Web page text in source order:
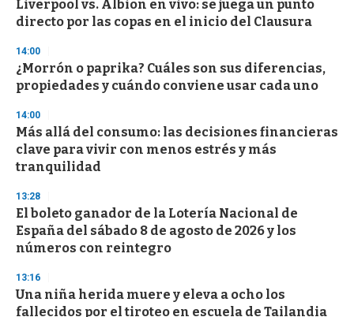
s
o
f
3
s
e
c
n
d
Liverpool vs. Albion en vivo: se juega un punto
directo por las copas en el inicio del Clausura
14:00
¿Morrón o paprika? Cuáles son sus diferencias,
propiedades y cuándo conviene usar cada uno
14:00
Más allá del consumo: las decisiones financieras
clave para vivir con menos estrés y más
tranquilidad
13:28
El boleto ganador de la Lotería Nacional de
España del sábado 8 de agosto de 2026 y los
números con reintegro
13:16
Una niña herida muere y eleva a ocho los
fallecidos por el tiroteo en escuela de Tailandia